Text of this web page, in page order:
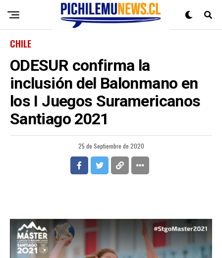
CHILE
ODESUR confirma la
inclusión del Balonmano en
los I Juegos Suramericanos
Santiago 2021
25 de Septiembre de 2020